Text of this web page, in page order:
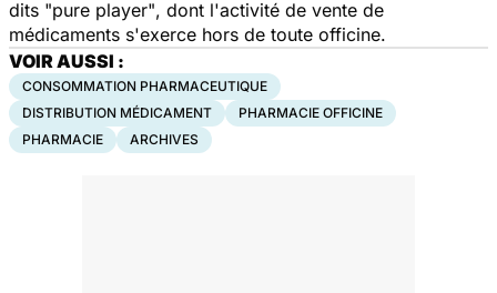
dits "pure player", dont l'activité de vente de
médicaments s'exerce hors de toute officine.
VOIR AUSSI :
CONSOMMATION PHARMACEUTIQUE
DISTRIBUTION MÉDICAMENT
PHARMACIE OFFICINE
PHARMACIE
ARCHIVES